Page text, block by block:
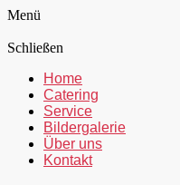
Menü
Schließen
Home
Catering
Service
Bildergalerie
Über uns
Kontakt